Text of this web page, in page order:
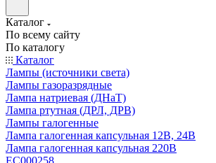
Каталог
По всему сайту
По каталогу
Каталог
Лампы (источники света)
Лампы газоразрядные
Лампа натриевая (ДНаТ)
Лампа ртутная (ДРЛ, ДРВ)
Лампы галогенные
Лампа галогенная капсульная 12В, 24В
Лампа галогенная капсульная 220В
EC000258